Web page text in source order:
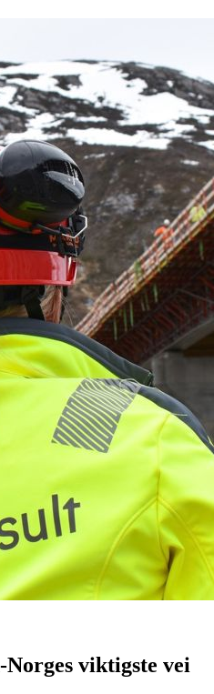
viktigste vei